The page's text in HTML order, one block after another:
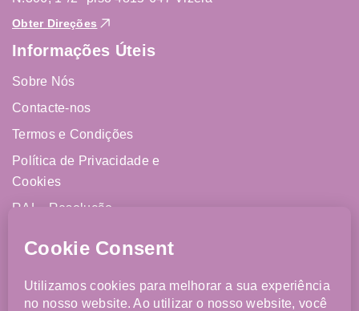
Obter Direções
Informações Úteis
Sobre Nós
Contacte-nos
Termos e Condições
Política de Privacidade e
Cookies
RAL - Resolução
Livro de Reclamações